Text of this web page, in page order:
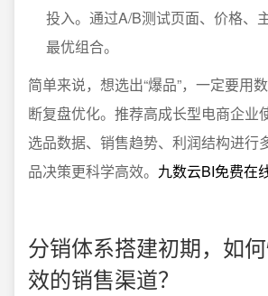
投入。通过A/B测试页面、价格、
最优组合。
简单来说，想选出“爆品”，一定要用
断复盘优化。推荐高成长型电商企业
选品数据、销售趋势、利润结构进行
品决策更科学高效。 九数云BI免费在
分销体系搭建初期，如
效的销售渠道？